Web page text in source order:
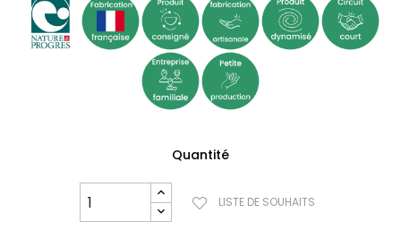
Quantité
LISTE DE SOUHAITS